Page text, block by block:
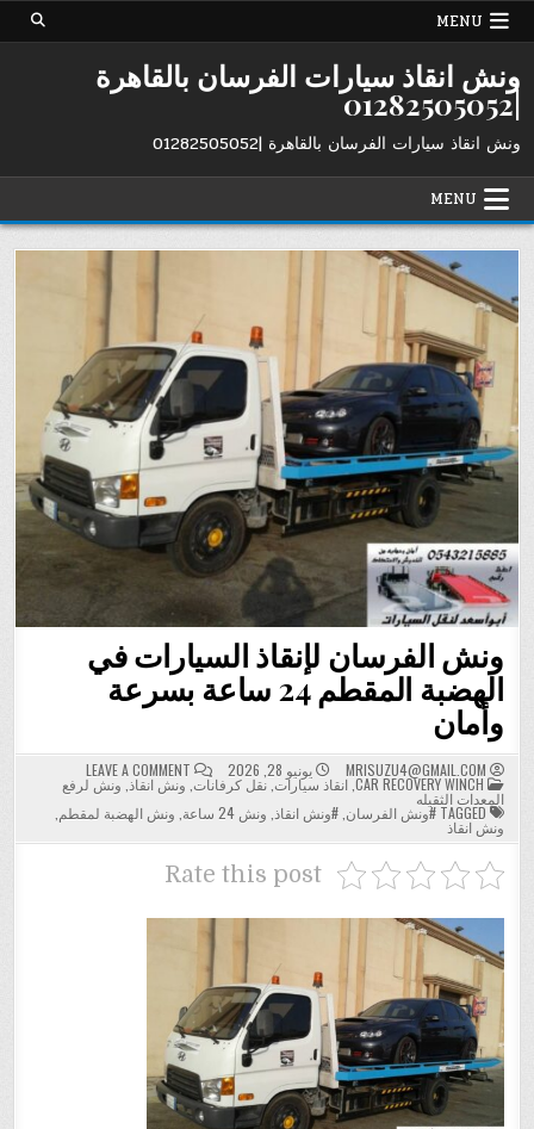
Skip
MENU
ونش انقاذ سيارات الفرسان بالقاهرة
|01282505052
ونش انقاذ سيارات الفرسان بالقاهرة |01282505052
MENU
ونش الفرسان لإنقاذ السيارات في
الهضبة المقطم 24 ساعة بسرعة
وأمان
MRISUZU4@GMAIL.COM يونيو 28, 2026 LEAVE A COMMENT
ON
ونش
الفرسان
لإنقاذ
السيارات
في
POSTED
IN
CAR RECOVERY WINCH
,انقاذ سيارات ,نقل كرفانات ونش انقاذ ونش لرفع
المعدات الثقيله
#ونش الفرسان ,#ونش انقاذ ونش 24 ساعة ونش الهضبة لمقطم
ونش انقاذ
Rate this post